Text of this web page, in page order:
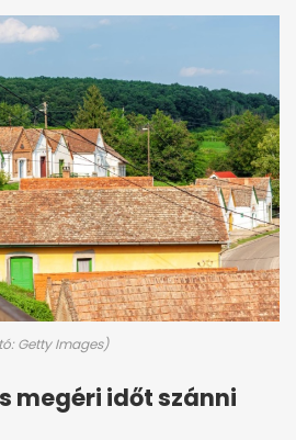
Getty Images)
megéri időt szánni